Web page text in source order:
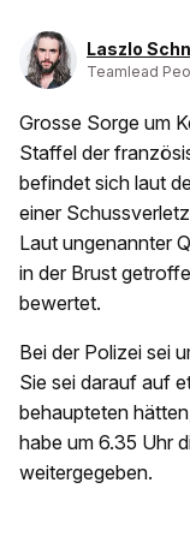
Laszlo
Teamlead
Grosse Sorge um
Staffel der
befindet sich laut
einer
Laut ungenannter
in der Brust
bewertet.
Bei der Polizei sei
Sie sei darauf auf
behaupteten
habe um 6.35 Uhr
weitergegeben.